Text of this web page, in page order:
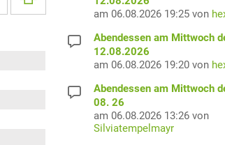
am 06.08.2026 19:25 von
Abendessen am Mittwoch
12.08.2026
am 06.08.2026 19:20 von
Abendessen am Mittwoch
08. 26
am 06.08.2026 13:26 von
Silviatempelmayr